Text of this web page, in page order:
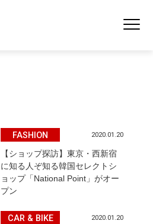
FASHION 2020.01.20
【ショップ探訪】東京・西新宿
に知る人ぞ知る韓国セレクトシ
ョップ「National Point」がオー
プン
CAR & BIKE 2020.01.20